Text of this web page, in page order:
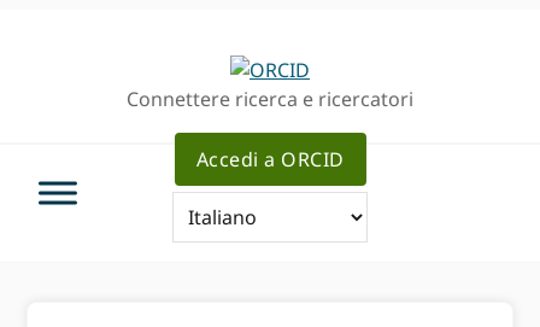
Connettere ricerca e ricercatori
Accedi a ORCID